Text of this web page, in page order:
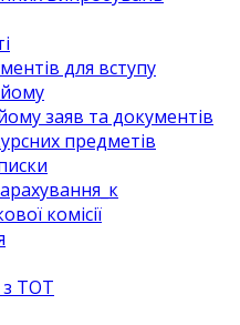
для вступу
заяв та документів
предметів
комісії
з ТОТ